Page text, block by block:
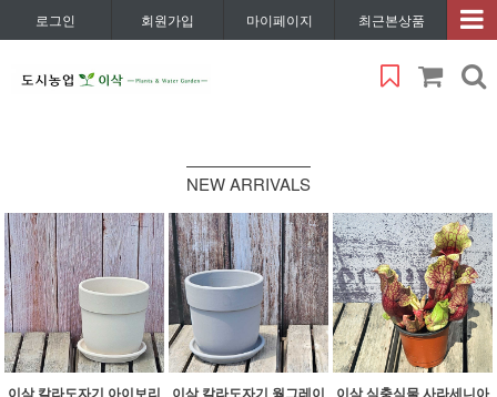
로그인 회원가입 마이페이지 최근본상품
NEW ARRIVALS
이삭 칼라도자기 아이보리
이삭 칼라도자기 웜그레이
이삭 식충식물 사라세니아